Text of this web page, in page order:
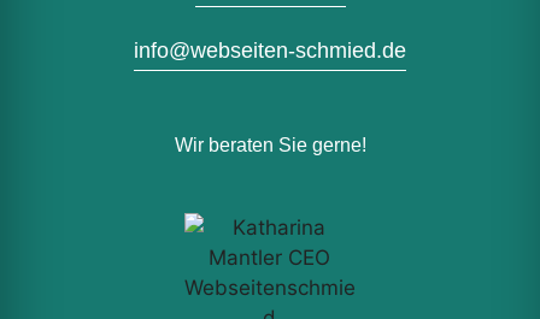
info@webseiten-schmied.de
Wir beraten Sie gerne!